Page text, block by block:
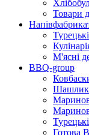
Товари
М'ясні
BBQ-group
Готова